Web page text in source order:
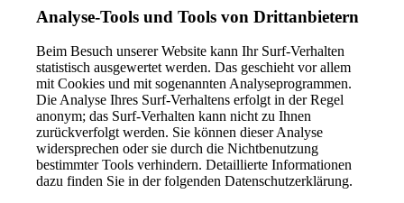
Analyse-Tools und Tools von Drittanbietern
Beim Besuch unserer Website kann Ihr Surf-Verhalten
statistisch ausgewertet werden. Das geschieht vor allem
mit Cookies und mit sogenannten Analyseprogrammen.
Die Analyse Ihres Surf-Verhaltens erfolgt in der Regel
anonym; das Surf-Verhalten kann nicht zu Ihnen
zurückverfolgt werden. Sie können dieser Analyse
widersprechen oder sie durch die Nichtbenutzung
bestimmter Tools verhindern. Detaillierte Informationen
dazu finden Sie in der folgenden Datenschutzerklärung.